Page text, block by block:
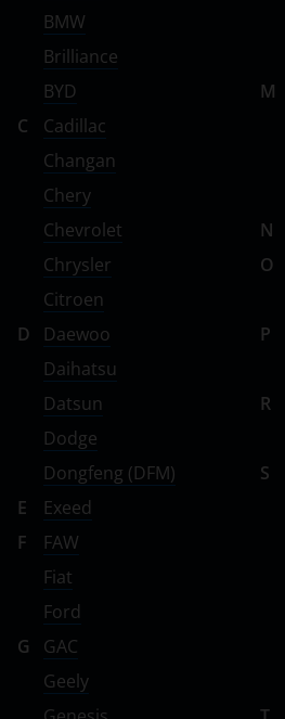
BMW
Brilliance
BYD
C
Cadillac
Changan
Chery
Chevrolet
Chrysler
Citroen
D
Daewoo
Daihatsu
Datsun
Dodge
Dongfeng (DFM)
E
Exeed
F
FAW
Fiat
Ford
G
GAC
Geely
M
N
O
P
R
S